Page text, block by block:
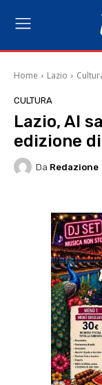
Home Lazio
CULTURA
Lazio, Al
edizione
Da Redazione